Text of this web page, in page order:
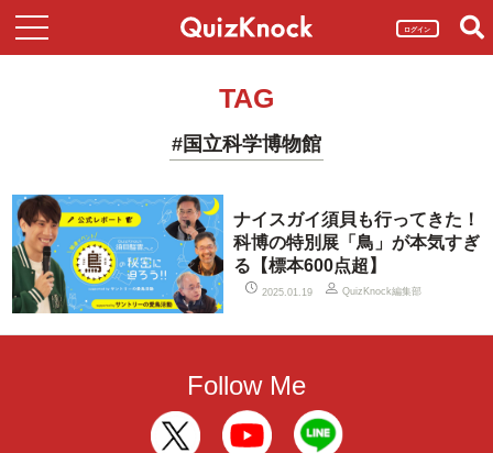
ログイン
TAG
#国立科学博物館
ナイスガイ須貝も行ってきた！
科博の特別展「鳥」が本気すぎ
る【標本600点超】
2025.01.19 QuizKnock編集部
Follow Me